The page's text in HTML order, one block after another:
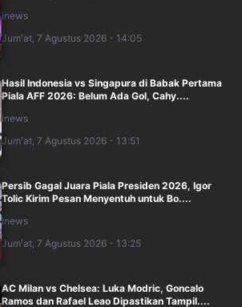
inews
Jum'at, 7 Agustus 2026 - 14:05
Hasil Indonesia vs Singapura di Babak Pertama
Piala AFF 2026: Belum Ada Gol, Cahy....
inews
Jum'at, 7 Agustus 2026 - 13:51
Persib Gagal Juara Piala Presiden 2026, Igor
Tolic Kirim Pesan Menyentuh untuk Bo....
inews
Jum'at, 7 Agustus 2026 - 13:25
AC Milan vs Chelsea: Luka Modric, Goncalo
Ramos dan Rafael Leao Dipastikan Tampil....